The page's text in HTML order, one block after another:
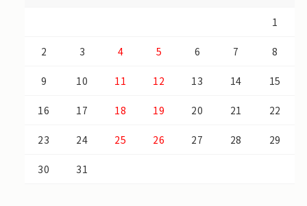
1
2 3 4 5 6 7 8
9 10 11 12 13 14 15
16 17 18 19 20 21 22
23 24 25 26 27 28 29
30 31